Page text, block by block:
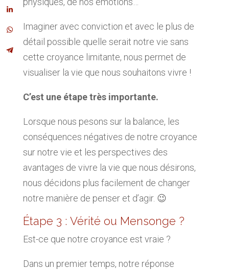
Imaginer avec conviction et avec le plus de
détail possible quelle serait notre vie sans
cette croyance limitante, nous permet de
visualiser la vie que nous souhaitons vivre !
C’est une étape très importante.
Lorsque nous pesons sur la balance, les
conséquences négatives de notre croyance
sur notre vie et les perspectives des
avantages de vivre la vie que nous désirons,
nous décidons plus facilement de changer
notre manière de penser et d’agir. 😉
Étape 3 : Vérité ou Mensonge ?
Est-ce que notre croyance est vraie ?
Dans un premier temps, notre réponse